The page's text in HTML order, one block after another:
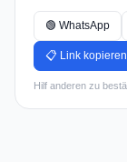
🟢 WhatsApp
📋 Link kopieren
Hilf anderen zu